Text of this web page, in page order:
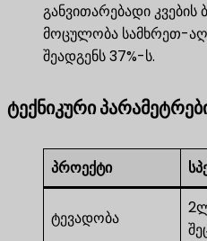
განვითარებადი კვების
მოცულობა სამხრეთ-
შეადგენს 37%-ს.
ტექნიკური
პროექტი
ტევადობა